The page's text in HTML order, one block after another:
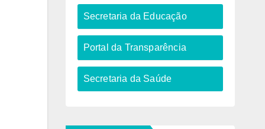
Secretaria da Educação​
Portal da Transparência
Secretaria da Saúde